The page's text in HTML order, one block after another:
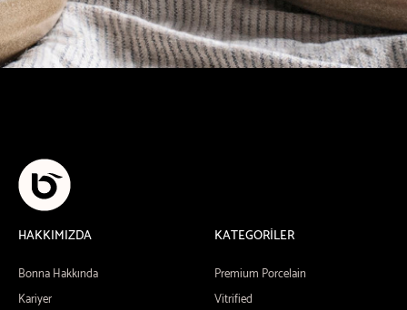
HAKKIMIZDA
Bonna Hakkında
Kariyer
KATEGORİLER
Premium Porcelain
Vitrified